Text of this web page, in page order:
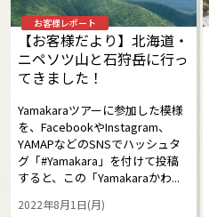
お客様レポート
【お客様だより】北海道・
ニペソツ山と石狩岳に行っ
てきました！
Yamakaraツアーに参加した模様
を、FacebookやInstagram、
YAMAPなどのSNSでハッシュタ
グ「#Yamakara」を付けて投稿
すると、この「Yamakaraかわ...
2022年8月1日(月)